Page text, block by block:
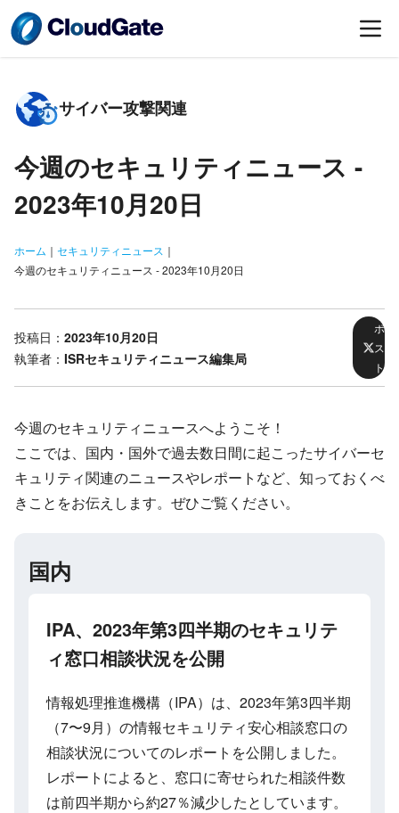
サイバー攻撃関連
今週のセキュリティニュース -
2023年10月20日
ホーム ｜ セキュリティニュース ｜
今週のセキュリティニュース - 2023年10月20日
投稿日： 2023年10月20日
執筆者： ISRセキュリティニュース編集局
ポ
ス
ト
今週のセキュリティニュースへようこそ！
ここでは、国内・国外で過去数日間に起こったサイバーセ
キュリティ関連のニュースやレポートなど、知っておくべ
きことをお伝えします。ぜひご覧ください。
国内
IPA、2023年第3四半期のセキュリテ
ィ窓口相談状況を公開
情報処理推進機構（IPA）は、2023年第3四半期
（7〜9月）の情報セキュリティ安心相談窓口の
相談状況についてのレポートを公開しました。
レポートによると、窓口に寄せられた相談件数
は前四半期から約27％減少したとしています。